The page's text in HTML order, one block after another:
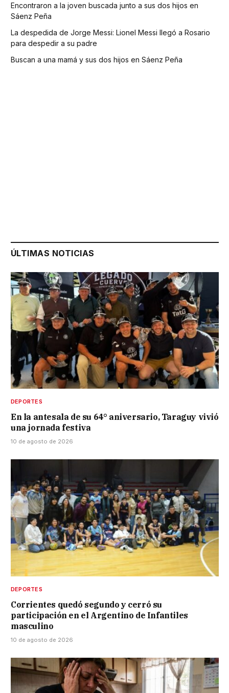
Encontraron a la joven buscada junto a sus dos hijos en
Sáenz Peña
La despedida de Jorge Messi: Lionel Messi llegó a Rosario
para despedir a su padre
Buscan a una mamá y sus dos hijos en Sáenz Peña
ÚLTIMAS NOTICIAS
DEPORTES
En la antesala de su 64° aniversario, Taraguy vivió
una jornada festiva
10 de agosto de 2026
DEPORTES
Corrientes quedó segundo y cerró su
participación en el Argentino de Infantiles
masculino
10 de agosto de 2026